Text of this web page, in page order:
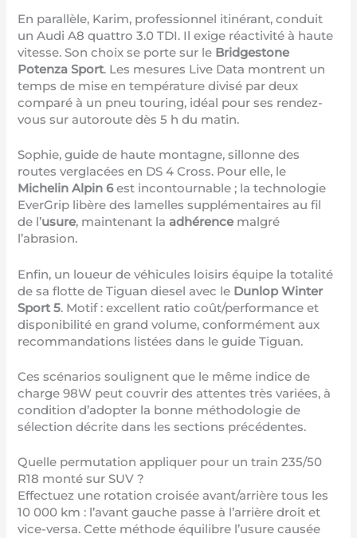
En parallèle, Karim, professionnel itinérant, conduit
un Audi A8 quattro 3.0 TDI. Il exige réactivité à haute
vitesse. Son choix se porte sur le Bridgestone
Potenza Sport. Les mesures Live Data montrent un
temps de mise en température divisé par deux
comparé à un pneu touring, idéal pour ses rendez-
vous sur autoroute dès 5 h du matin.
Sophie, guide de haute montagne, sillonne des
routes verglacées en DS 4 Cross. Pour elle, le
Michelin Alpin 6est incontournable ; la technologie
EverGrip libère des lamelles supplémentaires au fil
de l’usure, maintenant laadhérence malgré
l’abrasion.
Enfin, un loueur de véhicules loisirs équipe la totalité
de sa flotte de Tiguan diesel avec le Dunlop Winter
Sport 5. Motif : excellent ratio coût/performance et
disponibilité en grand volume, conformément aux
recommandations listées dans le guide Tiguan.
Ces scénarios soulignent que le même indice de
charge 98W peut couvrir des attentes très variées, à
condition d’adopter la bonne méthodologie de
sélection décrite dans les sections précédentes.
Quelle permutation appliquer pour un train 235/50
R18 monté sur SUV ?
Effectuez une rotation croisée avant/arrière tous les
10 000 km : l’avant gauche passe à l’arrière droit et
vice-versa. Cette méthode équilibre l’usure causée